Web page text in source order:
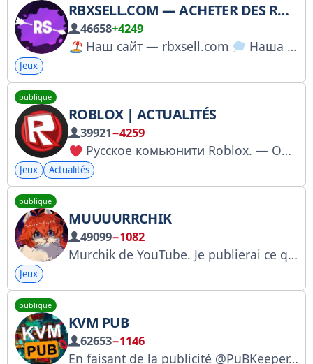
RBXSELL.COM — ACHETER DES ROBUX
46658+4249
Наш сайт — rbxsell.com Наша группа — @rbxsellcom
Jeux
publique
ROBLOX | ACTUALITÉS
39921−4259
Русское комьюнити Roblox. — Общение: @robloxru_chat — Сотрудничество: @keilimurka
Jeux Actualités
publique
MUUUURRCHIK
49099−1082
Murchik de YouTube. Je publierai ce que vous avez aimé. Suggestion : @Gaaavvchik. Publicité : https://telega.in/c/muuurrchik. Inscription RKN : https://www.gosuslugi.ru/snet/676fe3514e740947bed06eea
Jeux
publique
KVM PUB
62653−1146
En faisant de la publicité @PuBKeeper, suggérez des actualités @KVMpostBot. Déblocage par conversation : @KvMRazban_Bot. Inscription : https://clck.ru/3KjRwt. Groupe VK : https://vk.com/kavayman